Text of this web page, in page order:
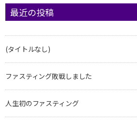
最近の投稿
(タイトルなし)
ファスティング敗戦しました
人生初のファスティング